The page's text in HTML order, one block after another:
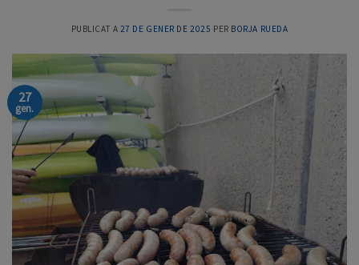
PUBLICAT A 27 DE GENER DE 2025 PER BORJA RUEDA
27
gen.